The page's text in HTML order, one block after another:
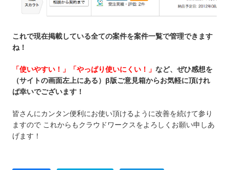
これで現在掲載している全ての案件を案件一覧で管理できます
ね！
「使いやすい！」 「やっぱり使いにくい！」 など、ぜひ感想を
（サイトの画面左上にある）β版ご意見箱からお気軽に頂けれ
ば幸いでございます！
皆さんにカンタン便利にお使い頂けるように改善を続けて参り
ますので これからもクラウドワークスをよろしくお願い申しあ
げます！